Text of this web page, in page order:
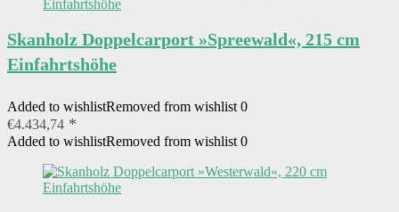
Skanholz Doppelcarport »Spreewald«, 215 cm
Einfahrtshöhe
Added to wishlistRemoved from wishlist 0
€4.434,74
Added to wishlistRemoved from wishlist 0